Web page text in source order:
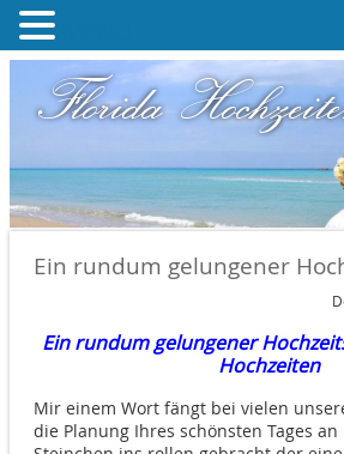
Florida
Ein rundum gelungener
Ein rundum gelungener
Hochzeiten
Mir einem Wort fängt bei vielen
die Planung Ihres schönsten Tages